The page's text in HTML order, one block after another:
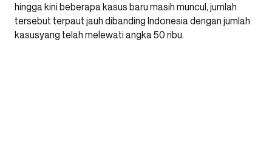
hingga kini beberapa kasus baru masih muncul, jumlah
tersebut terpaut jauh dibanding Indonesia dengan jumlah
kasusyang telah melewati angka 50 ribu.